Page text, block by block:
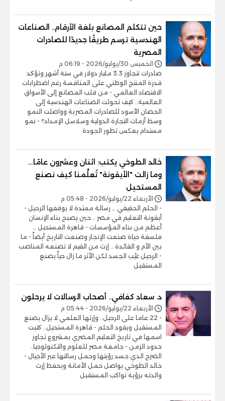
حين تتكلم المصانع بلغة الأرقام.. الصناعات
الهندسية ترسم طريقًا جديدًا للصادرات
المصرية
الخميس 30/يوليو/2026 - 06:19 م
صادرات تتجاوز 3.3 مليار دولار في ستة أشهر وتؤكد
قدرة المنتج الوطني على المنافسة رغم اضطرابات
الاقتصاد العالمي - من قلب المصانع إلى الأسواق
العالمية.. كيف تحولت الصناعات الهندسية إلى
الحصان الأسود للصادرات المصرية وواصلت النمو
وسط أزمات التجارة الدولية وسلاسل الإمداد؟ - نمو
مستدام يعكس تطور الجودة
خالد الطوخي يكتب: اثنان وعشرون عامًا…
وما زالت "الأيقونة" تُعلِّمنا كيف نصنع
المستحيل
الأربعاء 22/يوليو/2026 - 05:48 م
- الحلم الحقيقي … رسالة ممتدة لا يوقفها الرحيل -
أيقونة التعليم في مصر .. حين يصبح بناء الإنسان
أعظم من بناء المؤسسات - قاهرة المستحيل …
فلسفة حياة صنعت الإنجاز وصنعت التاريخ أيضاً - ما
بين الأم و القائدة .. إرث من القيم لا تصنعه المناصب
- الرحيل غيّب الجسد لكن الأثر ما زال حياً يصنع
المستقبل
د. سعاد كفافي.. أصحاب الرسالات لا يرحلون
الأربعاء 22/يوليو/2026 - 05:44 م
- 22 عاما على الرحيل.. وإرثها العلمي لا يزال يصنع
المستقبل ويقود الحلم - قاهرة المستحيل.. كتبت
اسمها في تاريخ التعليم المصري بمشروع تجاوز
حدود الزمن - جامعة مصر للعلوم والتكنولوجيا..
الصرح الذي جسد رؤيتها وحمل رسالتها عبر الأجيال -
خالد الطوخي يواصل حمل الأمانة ويحفظ إرث
والدته برؤية تواكب المستقبل